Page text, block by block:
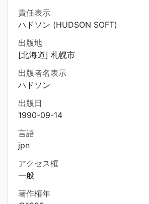
責任表示
ハドソン (HUDSON SOFT)
出版地
[北海道] 札幌市
出版者名表示
ハドソン
出版日
1990-09-14
言語
jpn
アクセス権
一般
著作権年